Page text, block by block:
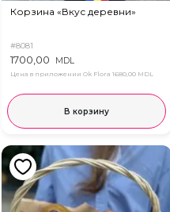
Корзина «Вкус деревни»
#8081
1700,00 MDL
Цена в приложении Ok Flora 1680,00 MDL
В корзину